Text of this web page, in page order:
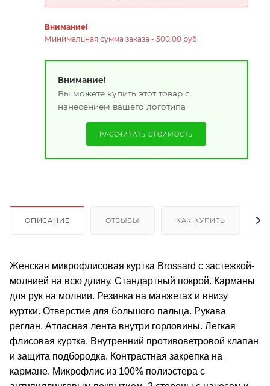
Внимание!
Минимальная сумма заказа - 500,00 руб.
Внимание!
Вы можете купить этот товар с
нанесением вашего логотипа
РАССЧИТАТЬ СТОИМОСТЬ
ОПИСАНИЕ ОТЗЫВЫ КАК КУПИТЬ
Женская микрофлисовая куртка Brossard с застежкой-
молнией на всю длину. Стандартный покрой. Карманы
для рук на молнии. Резинка на манжетах и внизу
куртки. Отверстие для большого пальца. Рукава
реглан. Атласная лента внутри горловины. Легкая
флисовая куртка. Внутренний противоветровой клапан
и защита подбородка. Контрастная закрепка на
кармане. Микрофлис из 100% полиэстера с